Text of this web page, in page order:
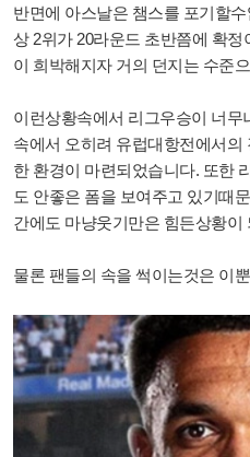
반면에 아스날은 챔스를 포기할
상 2위가 20라운드 초반쯤에 확
이 희박해지자 거의 던지는 수준
이런상황속에서 리그우승이 너
속에서 오히려 유럽대항전에서
한 환경이 마련되었습니다. 또한
도 안좋은 폼을 보여주고 있기때
간에도 마냥웃기만은 힘든상황이
물론 팬들의 속을 썩이는것은 이